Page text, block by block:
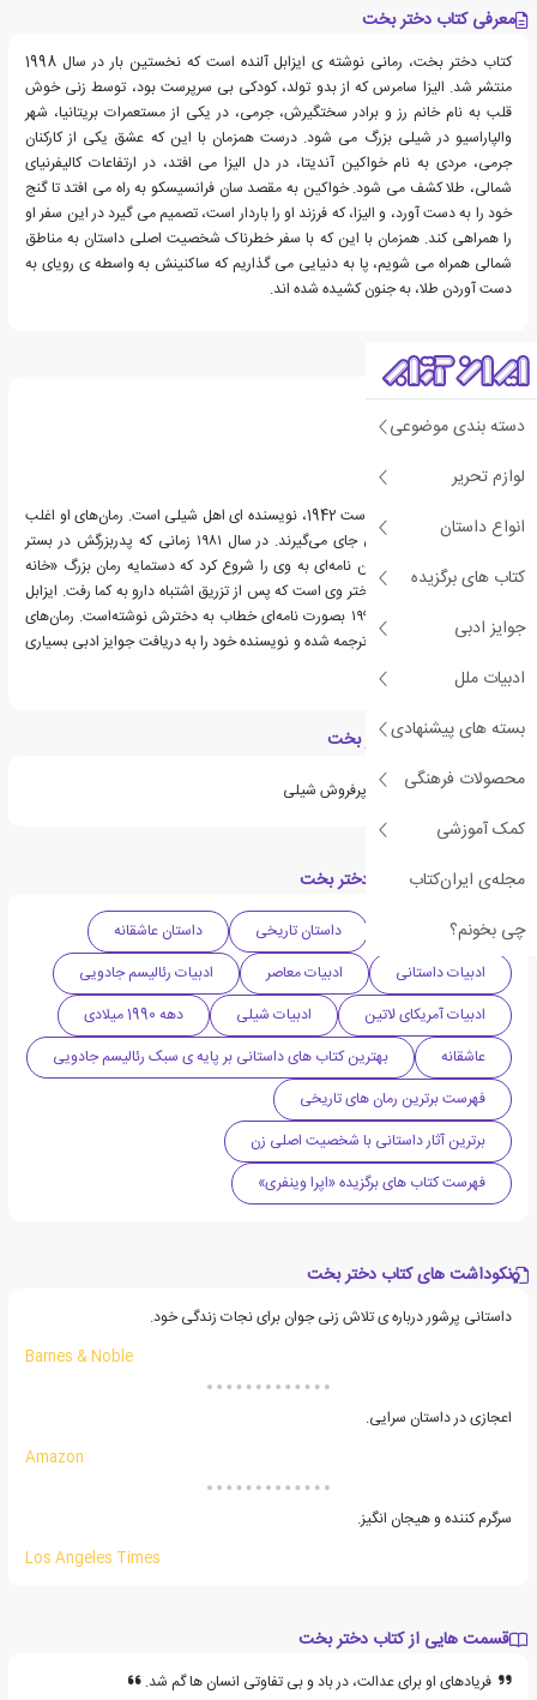
دسته بندی موضوعی
لوازم تحریر
انواع داستان
کتاب های برگزیده
جوایز ادبی
ادبیات ملل
بسته های پیشنهادی
محصولات فرهنگی
کمک آموزشی
مجله‌ی ایران‌کتاب
چی بخونم؟
معرفی کتاب دختر بخت
کتاب دختر بخت، رمانی نوشته ی ایزابل آلنده است که نخستین بار در سال 1998
منتشر شد. الیزا سامرس که از بدو تولد، کودکی بی سرپرست بود، توسط زنی خوش
قلب به نام خانم رز و برادر سختگیرش، جرمی، در یکی از مستعمرات بریتانیا، شهر
والپاراسیو در شیلی بزرگ می شود. درست همزمان با این که عشق یکی از کارکنان
جرمی، مردی به نام خواکین آندیتا، در دل الیزا می افتد، در ارتفاعات کالیفرنیای
شمالی، طلا کشف می شود. خواکین به مقصد سان فرانسیسکو به راه می افتد تا گنج
خود را به دست آورد، و الیزا، که فرزند او را باردار است، تصمیم می گیرد در این سفر او
را همراهی کند. همزمان با این که با سفر خطرناک شخصیت اصلی داستان به مناطق
شمالی همراه می شویم، پا به دنیایی می گذاریم که ساکنینش به واسطه ی رویای به
دست آوردن طلا، به جنون کشیده شده اند.
درباره ایزابل آلنده
ایزابل آلنده، زاده ی 2 آگوست 1942، نویسنده ای اهل شیلی است. رمان‌های او اغلب
در سبک رئالیسم جادویی جای می‌گیرند. در سال ۱۹۸۱ زمانی که پدربزرگش در بستر
بیماری بود، ایزابل نگاشتن نامه‌ای به وی را شروع کرد که دستمایه رمان بزرگ «خانه
ارواح» گردید. پائولا نام دختر وی است که پس از تزریق اشتباه دارو به کما رفت. ایزابل
رمان «پائولا» را در سال ۱۹۹۱ بصورت نامه‌ای خطاب به دخترش نوشته‌است. رمان‌های
آلنده به بیش از سی زبان ترجمه شده و نویسنده خود را به دریافت جوایز ادبی بسیاری
مفتخر نموده‌اند.
ویژگی های کتاب دختر بخت
ایزابل آلنده از نویسندگان پرفروش شیلی
دسته بندی های کتاب دختر بخت
داستان ماجرایی داستان تاریخی
داستان عاشقانه
ادبیات داستانی
ادبیات معاصر
ادبیات رئالیسم جادویی
ادبیات آمریکای لاتین
ادبیات شیلی
دهه 1990 میلادی
عاشقانه
بهترین کتاب های داستانی بر پایه ی سبک رئالیسم جادویی
فهرست برترین رمان های تاریخی
برترین آثار داستانی با شخصیت اصلی زن
فهرست کتاب های برگزیده «اپرا وینفری»
نکوداشت های کتاب دختر بخت
داستانی پرشور درباره ی تلاش زنی جوان برای نجات زندگی خود.
Barnes & Noble
اعجازی در داستان سرایی.
Amazon
سرگرم کننده و هیجان انگیز.
Los Angeles Times
قسمت هایی از کتاب دختر بخت
فریادهای او برای عدالت، در باد و بی تفاوتی انسان ها گم شد.